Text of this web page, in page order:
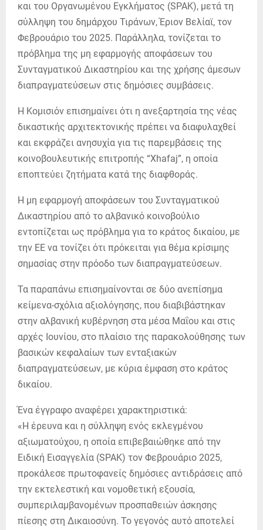
και του Οργανωμένου Εγκλήματος (SPAK), μετά τη
σύλληψη του δημάρχου Τιράνων, Έριον Βελίαϊ, τον
Φεβρουάριο του 2025. Παράλληλα, τονίζεται το
πρόβλημα της μη εφαρμογής αποφάσεων του
Συνταγματικού Δικαστηρίου και της χρήσης άμεσων
διαπραγματεύσεων στις δημόσιες συμβάσεις.
Η Κομισιόν επισημαίνει ότι η ανεξαρτησία της νέας
δικαστικής αρχιτεκτονικής πρέπει να διαφυλαχθεί
και εκφράζει ανησυχία για τις παρεμβάσεις της
κοινοβουλευτικής επιτροπής “Xhafaj”, η οποία
εποπτεύει ζητήματα κατά της διαφθοράς.
Η μη εφαρμογή αποφάσεων του Συνταγματικού
Δικαστηρίου από το αλβανικό κοινοβούλιο
εντοπίζεται ως πρόβλημα για το κράτος δικαίου, με
την ΕΕ να τονίζει ότι πρόκειται για θέμα κρίσιμης
σημασίας στην πρόοδο των διαπραγματεύσεων.
Τα παραπάνω επισημαίνονται σε δύο ανεπίσημα
κείμενα-σχόλια αξιολόγησης, που διαβιβάστηκαν
στην αλβανική κυβέρνηση στα μέσα Μαΐου και στις
αρχές Ιουνίου, στο πλαίσιο της παρακολούθησης των
βασικών κεφαλαίων των ενταξιακών
διαπραγματεύσεων, με κύρια έμφαση στο κράτος
δικαίου.
Ένα έγγραφο αναφέρει χαρακτηριστικά:
«Η έρευνα και η σύλληψη ενός εκλεγμένου
αξιωματούχου, η οποία επιβεβαιώθηκε από την
Ειδική Εισαγγελία (SPAK) τον Φεβρουάριο 2025,
προκάλεσε πρωτοφανείς δημόσιες αντιδράσεις από
την εκτελεστική και νομοθετική εξουσία,
συμπεριλαμβανομένων προσπαθειών άσκησης
πίεσης στη Δικαιοσύνη. Το γεγονός αυτό αποτελεί